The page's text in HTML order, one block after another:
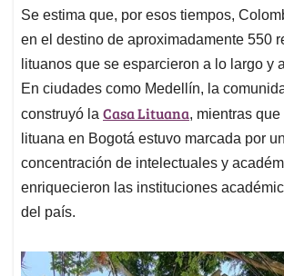
Se estima que, por esos tiempos,
en el destino de aproximadamente 550
lituanos que se esparcieron a lo largo y
En ciudades como Medellín, la
construyó la Casa Lituana, mientras
lituana en Bogotá estuvo marcada por
concentración de intelectuales y
enriquecieron las instituciones
del país.